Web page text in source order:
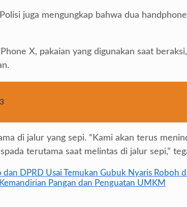
juga mengungkap bahwa dua
X, pakaian yang digunakan saat
di jalur yang sepi. “Kami akan terus
terutama saat melintas di jalur sepi,”
DPRD Usai Temukan Gubuk Nyaris Roboh
Pangan dan Penguatan UMKM